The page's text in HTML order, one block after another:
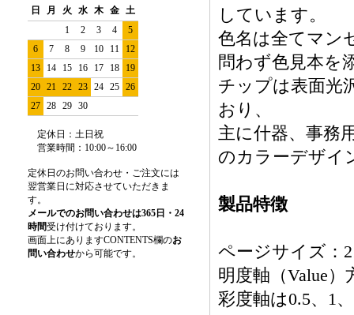
日
月 火 水 木 金 土
1
2 3 4
5
6
7 8 9 10 11
12
13
14 15 16 17 18
19
20 21 22 23 24 25 26
27 28 29 30
定休日：土日祝
営業時間 ： 10:00～16:00
定休日のお問い合わせ・ご注文には
翌営業日に対応させていただきま
す。
メールでのお問い合わせは365日・24
時間受け付けております。
画面上にありますCONTENTS欄のお
問い合わせから可能です。
しています。
色名は全てマン
問わず色見本を
チップは表面光
おり、
主に什器、事務
のカラーデザイ
製品特徴
ページサイズ：
明度軸（Value）
彩度軸は0.5、1